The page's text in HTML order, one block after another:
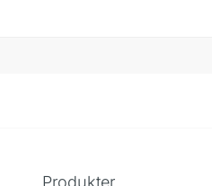
Produkter